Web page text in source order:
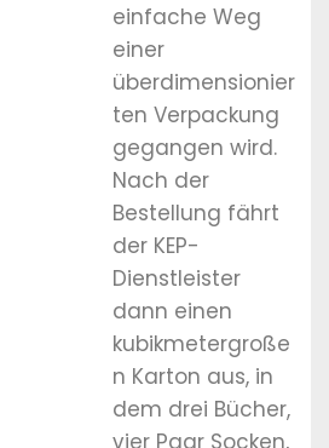
einfache Weg
einer
überdimensionier
ten Verpackung
gegangen wird.
Nach der
Bestellung fährt
der KEP-
Dienstleister
dann einen
kubikmetergroße
n Karton aus, in
dem drei Bücher,
vier Paar Socken,